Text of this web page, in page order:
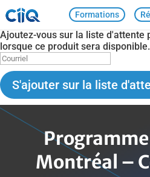
Formations
Ajoutez-vous sur la liste d'attente
lorsque ce produit sera disponible.
Ajoutez
votre
adresse
courriel
pour
rejoindre
S'ajouter sur la liste
Programme
Montréal –